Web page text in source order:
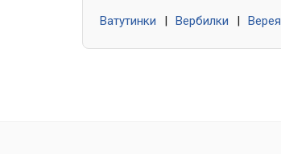
Ватутинки Вербилки Верея